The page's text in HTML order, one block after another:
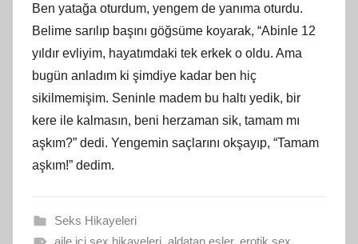
Ben yatağa oturdum, yengem de yanıma oturdu.
Belime sarılıp başını göğsüme koyarak, “Abinle 12
yıldır evliyim, hayatımdaki tek erkek o oldu. Ama
bugün anladım ki şimdiye kadar ben hiç
sikilmemişim. Seninle madem bu haltı yedik, bir
kere ile kalmasın, beni herzaman sik, tamam mı
aşkım?” dedi. Yengemin saçlarını okşayıp, “Tamam
aşkım!” dedim.
Seks Hikayeleri
aile içi sex hikayeleri, aldatan eşler, erotik sex